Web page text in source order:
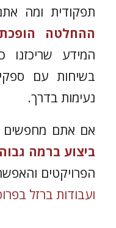
תפקודית ומה
ההחלטה
המידע
בשיחות עם
נעימות בדרך.
אם אתם מחפשים
ביצוע ברמה
הפרויקטים
ועבודות ברזל